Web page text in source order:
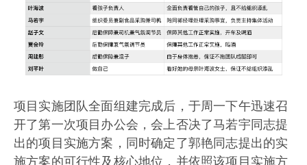
项目实施团队全面组建完成后，于周一下午迅速召
开了第一次项目办公会，会上否决了马若宇同志提
出的项目实施方案，同时确定了郭艳同志提出的实
施方案的可行性及核心地位，并依照该项目实施方